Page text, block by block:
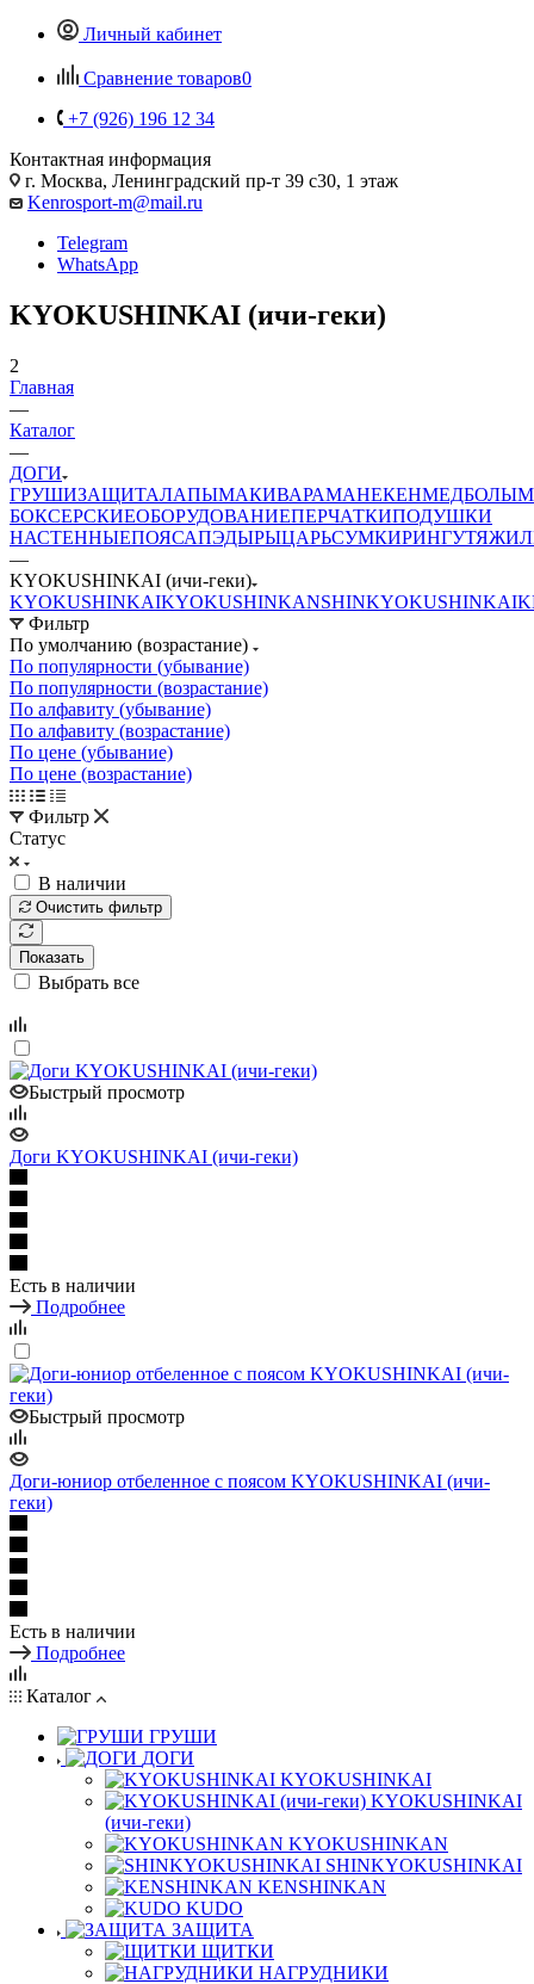
Личный кабинет
Сравнение товаров0
+7 (926) 196 12 34
Контактная информация
г. Москва, Ленинградский пр-т 39 с30, 1 этаж
Kenrosport-m@mail.ru
Telegram
WhatsApp
KYOKUSHINKAI (ичи-геки)
2
Главная
—
Каталог
—
ДОГИ
ГРУШИЗАЩИТАЛАПЫМАКИВАРАМАНЕКЕНМЕДБОЛЫ
БОКСЕРСКИЕОБОРУДОВАНИЕПЕРЧАТКИПОДУШКИ
НАСТЕННЫЕПОЯСАПЭДЫРЫЦАРЬСУМКИРИНГ
—
KYOKUSHINKAI (ичи-геки)
KYOKUSHINKAIKYOKUSHINKANSHINKYOKUSHINKAI
Фильтр
По умолчанию (возрастание)
По популярности (убывание)
По популярности (возрастание)
По алфавиту (убывание)
По алфавиту (возрастание)
По цене (убывание)
По цене (возрастание)
Фильтр
Статус
В наличии
Очистить фильтр
Показать
Выбрать все
Быстрый просмотр
Доги KYOKUSHINKAI (ичи-геки)
Есть в наличии
Подробнее
Быстрый просмотр
Доги-юниор отбеленное с поясом KYOKUSHINKAI (ичи-
геки)
Есть в наличии
Подробнее
Каталог
ГРУШИ
ДОГИ
KYOKUSHINKAI
KYOKUSHINKAI
(ичи-геки)
KYOKUSHINKAN
SHINKYOKUSHINKAI
KENSHINKAN
KUDO
ЗАЩИТА
ЩИТКИ
НАГРУДНИКИ